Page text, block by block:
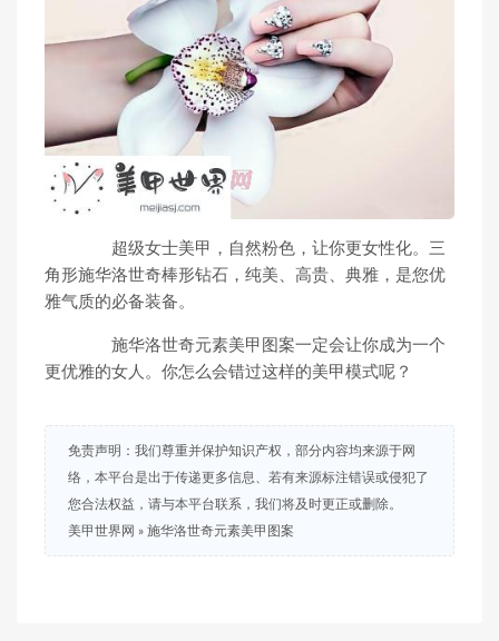
超级女士美甲，自然粉色，让你更女性化。三
角形施华洛世奇棒形钻石，纯美、高贵、典雅，是您优
雅气质的必备装备。
施华洛世奇元素美甲图案一定会让你成为一个
更优雅的女人。你怎么会错过这样的美甲模式呢？
免责声明：我们尊重并保护知识产权，部分内容均来源于网
络，本平台是出于传递更多信息、若有来源标注错误或侵犯了
您合法权益，请与本平台联系，我们将及时更正或删除。
美甲世界网 » 施华洛世奇元素美甲图案